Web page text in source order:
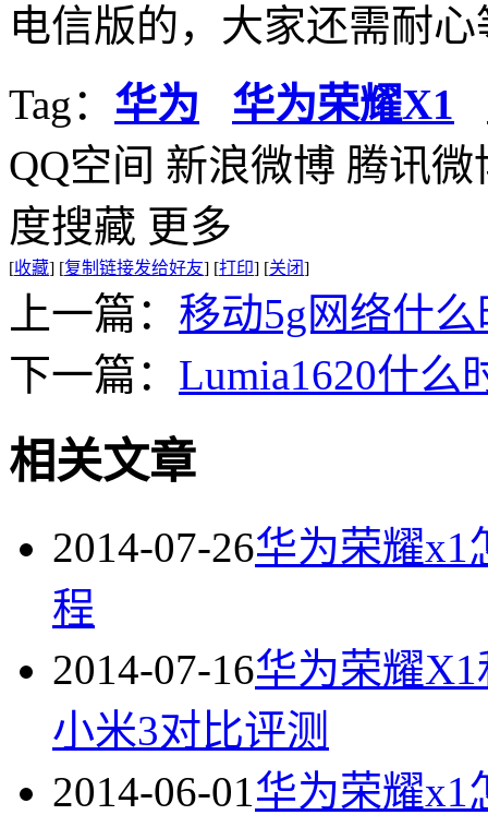
电信版的，大家还需耐
Tag： 华为 华为荣耀X1
QQ空间 新浪微博 腾讯微
度搜藏 更多
[收藏] [复制链接发给好友] [打印] [关闭]
上一篇： 移动5g网络什
下一篇： Lumia1620什么
相关文章
2014-07-26华为荣耀x1
程
2014-07-16华为荣耀
小米3对比评测
2014-06-01华为荣耀x1